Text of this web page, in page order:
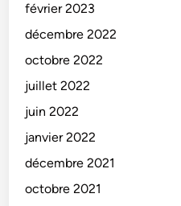
février 2023
décembre 2022
octobre 2022
juillet 2022
juin 2022
janvier 2022
décembre 2021
octobre 2021